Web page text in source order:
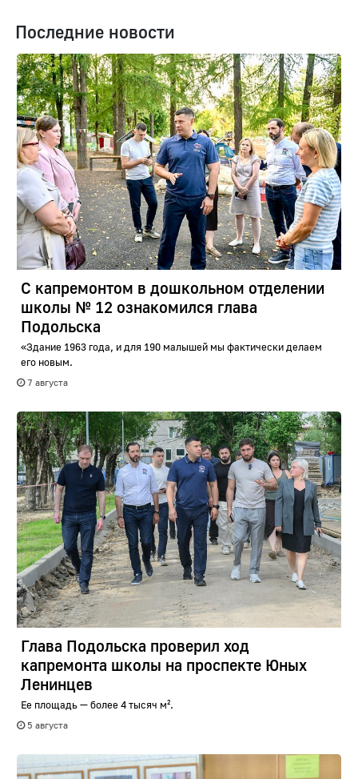
Последние новости
С капремонтом в дошкольном отделении
школы № 12 ознакомился глава
Подольска
«Здание 1963 года, и для 190 малышей мы фактически делаем
его новым.
7 августа
Глава Подольска проверил ход
капремонта школы на проспекте Юных
Ленинцев
Ее площадь — более 4 тысяч м².
5 августа